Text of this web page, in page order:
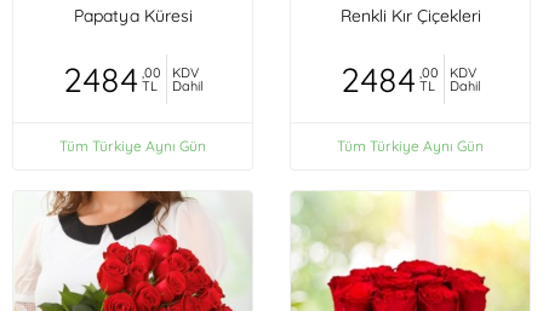
Papatya Küresi
2484 ,00
TL
KDV
Dahil
Tüm Türkiye Aynı Gün
Renkli Kır Çiçekleri
2484 ,00
TL
KDV
Dahil
Tüm Türkiye Aynı Gün